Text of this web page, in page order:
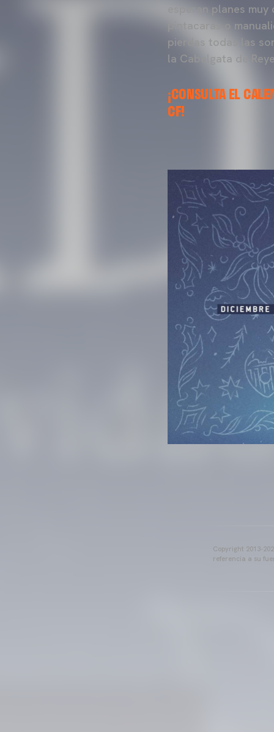
esperan planes
pintacaras o
pierdas todas las
la Cabalgata de
¡CONSULTA EL
CF!
Copyright 2013-
referencia a su